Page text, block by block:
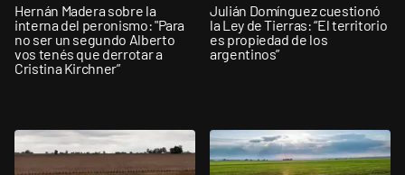
Hernán Madera sobre la
interna del peronismo: "Para
no ser un segundo Alberto
vos tenés que derrotar a
Cristina Kirchner”
Julián Domínguez cuestionó
la Ley de Tierras: “El territorio
es propiedad de los
argentinos”